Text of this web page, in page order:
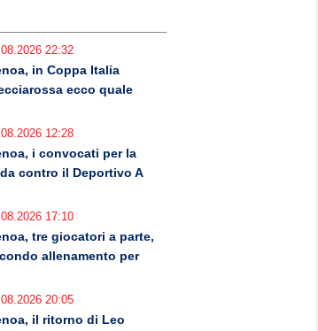
22:32
in Coppa Italia
ecco quale
12:28
i convocati per la
contro il Deportivo A
17:10
tre giocatori a parte,
allenamento per
20:05
il ritorno di Leo